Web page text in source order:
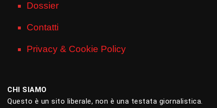
Dossier
Contatti
Privacy & Cookie Policy
CHI SIAMO
Questo è un sito liberale, non è una testata giornalistica.